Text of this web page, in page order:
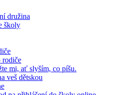
družina
školy
rodiče
mi, ať slyším, co píšu.
veš dětskou